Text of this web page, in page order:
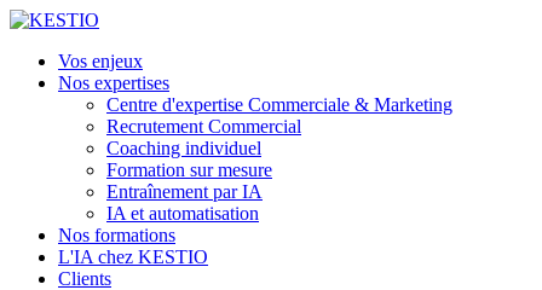
Vos enjeux
Nos expertises
Centre d'expertise Commerciale & Marketing
Recrutement Commercial
Coaching individuel
Formation sur mesure
Entraînement par IA
IA et automatisation
Nos formations
L'IA chez KESTIO
Clients